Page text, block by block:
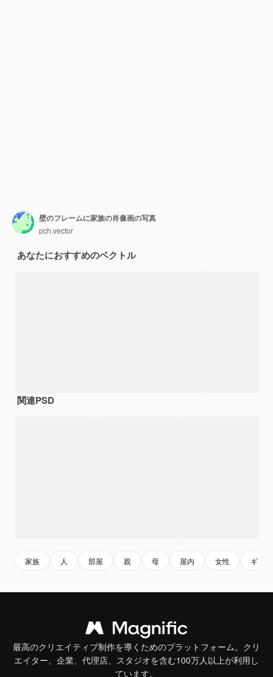
壁のフレームに家族の肖像画の写真
pch.vector
あなたにおすすめのベクトル
関連PSD
家族 人 部屋 親 母 屋内 女性 ギャ
最高のクリエイティブ制作を導くためのプラットフォーム。クリ
エイター、企業、代理店、スタジオを含む100万人以上が利用し
ています。